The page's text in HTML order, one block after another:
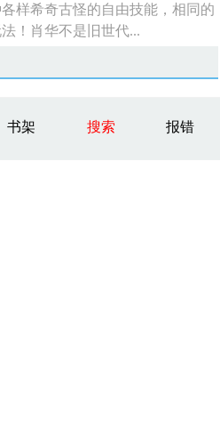
样希奇古怪的自由技能，相同的
！肖华不是旧世代...
书架 搜索 报错